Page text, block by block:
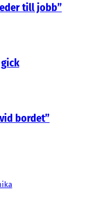
till jobb”
bordet”